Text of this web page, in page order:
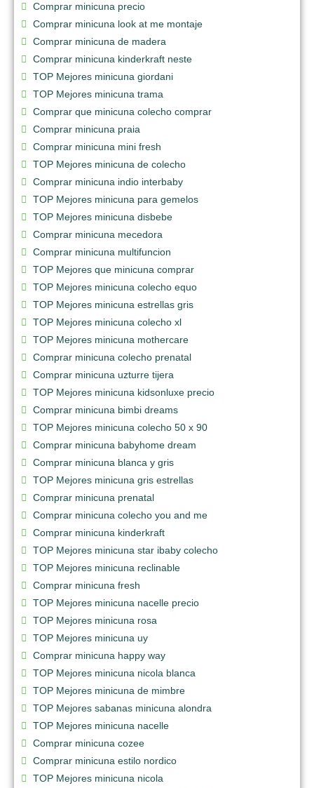
Comprar minicuna precio
Comprar minicuna look at me montaje
Comprar minicuna de madera
Comprar minicuna kinderkraft neste
TOP Mejores minicuna giordani
TOP Mejores minicuna trama
Comprar que minicuna colecho comprar
Comprar minicuna praia
Comprar minicuna mini fresh
TOP Mejores minicuna de colecho
Comprar minicuna indio interbaby
TOP Mejores minicuna para gemelos
TOP Mejores minicuna disbebe
Comprar minicuna mecedora
Comprar minicuna multifuncion
TOP Mejores que minicuna comprar
TOP Mejores minicuna colecho equo
TOP Mejores minicuna estrellas gris
TOP Mejores minicuna colecho xl
TOP Mejores minicuna mothercare
Comprar minicuna colecho prenatal
Comprar minicuna uzturre tijera
TOP Mejores minicuna kidsonluxe precio
Comprar minicuna bimbi dreams
TOP Mejores minicuna colecho 50 x 90
Comprar minicuna babyhome dream
Comprar minicuna blanca y gris
TOP Mejores minicuna gris estrellas
Comprar minicuna prenatal
Comprar minicuna colecho you and me
Comprar minicuna kinderkraft
TOP Mejores minicuna star ibaby colecho
TOP Mejores minicuna reclinable
Comprar minicuna fresh
TOP Mejores minicuna nacelle precio
TOP Mejores minicuna rosa
TOP Mejores minicuna uy
Comprar minicuna happy way
TOP Mejores minicuna nicola blanca
TOP Mejores minicuna de mimbre
TOP Mejores sabanas minicuna alondra
TOP Mejores minicuna nacelle
Comprar minicuna cozee
Comprar minicuna estilo nordico
TOP Mejores minicuna nicola